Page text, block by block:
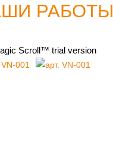
РАБОТЫ
Scroll™ trial version